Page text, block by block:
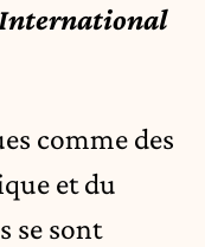
comme des
et du
se sont